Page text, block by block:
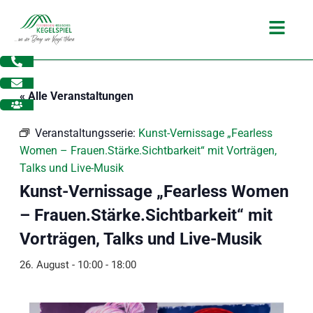
Inhalt
springen
Main
« Alle Veranstaltungen
Veranstaltungsserie: Kunst-Vernissage „Fearless
Women – Frauen.Stärke.Sichtbarkeit“ mit Vorträgen,
Talks und Live-Musik
Kunst-Vernissage „Fearless Women
– Frauen.Stärke.Sichtbarkeit“ mit
Vorträgen, Talks und Live-Musik
26. August - 10:00- 18:00